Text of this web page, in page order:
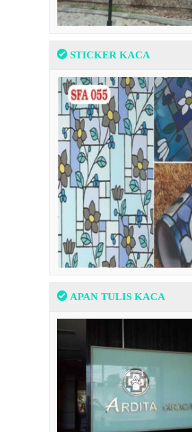
STICKER KACA
APAN TULIS KACA